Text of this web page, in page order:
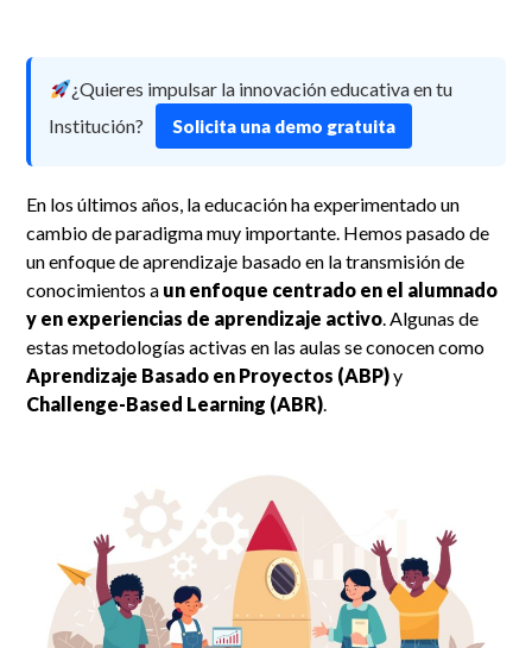
¿Quieres impulsar la innovación educativa en tu
Institución?
Solicita una demo gratuita
En los últimos años, la educación ha experimentado un
cambio de paradigma muy importante. Hemos pasado de
un enfoque de aprendizaje basado en la transmisión de
conocimientos a un enfoque centrado en el alumnado
y en experiencias de aprendizaje activo. Algunas de
estas metodologías activas en las aulas se conocen como
Aprendizaje Basado en Proyectos (ABP)y
Challenge-Based Learning (ABR).